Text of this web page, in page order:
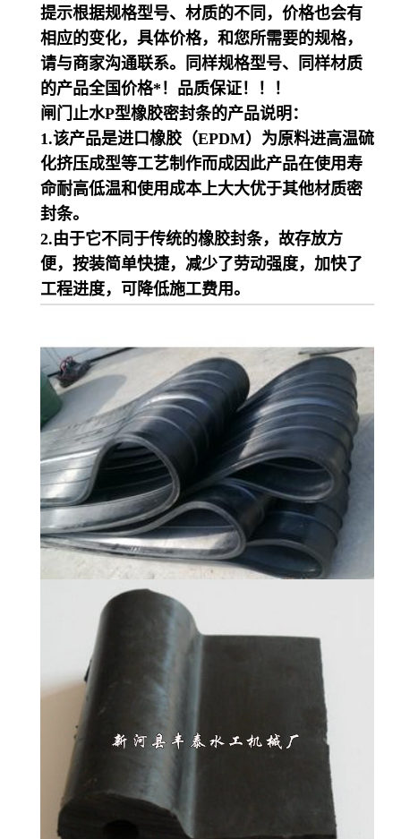
提示根据规格型号、材质的不同，价格也会有
相应的变化，具体价格，和您所需要的规格，
请与商家沟通联系。同样规格型号、同样材质
的产品全国价格*！品质保证！！！
闸门止水P型橡胶密封条的产品说明：
1.该产品是进口橡胶（EPDM）为原料进高温硫
化挤压成型等工艺制作而成因此产品在使用寿
命耐高低温和使用成本上大大优于其他材质密
封条。
2.由于它不同于传统的橡胶封条，故存放方
便，按装简单快捷，减少了劳动强度，加快了
工程进度，可降低施工费用。